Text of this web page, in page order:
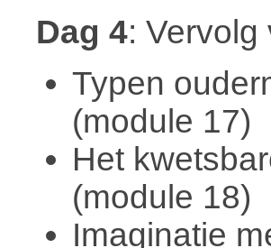
Dag 4:
Typen
(module 17)
Het
(module 18)
Imaginatie